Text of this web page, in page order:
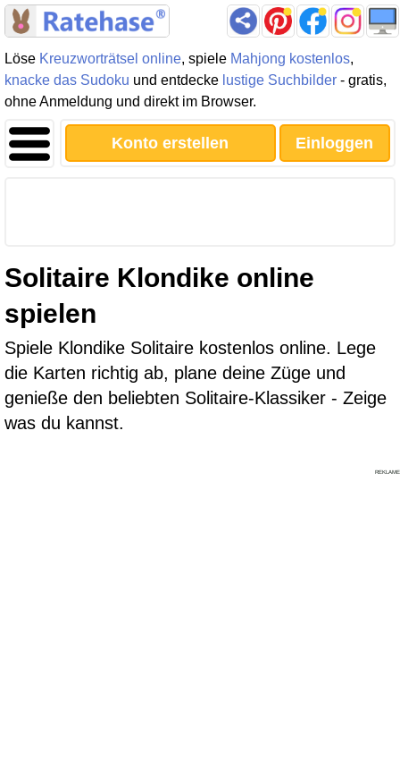
Löse Kreuzworträtsel online, spiele Mahjong kostenlos,
knacke das Sudoku und entdecke lustige Suchbilder - gratis,
ohne Anmeldung und direkt im Browser.
Konto erstellen Einloggen
Solitaire Klondike online
spielen
Spiele Klondike Solitaire kostenlos online. Lege
die Karten richtig ab, plane deine Züge und
genieße den beliebten Solitaire-Klassiker - Zeige
was du kannst.
REKLAME